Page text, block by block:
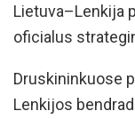
Lietuva–Lenkija
oficialus
Druskininkuose
Lenkijos